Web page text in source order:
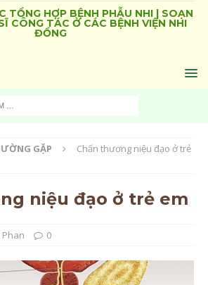
TỔNG HỢP BỆNH PHẪU NHI | SOẠN
CÔNG TÁC Ở CÁC BỆNH VIỆN NHI
ĐỒNG
GẶP
Chấn thương niệu đạo ở trẻ
niệu đạo ở trẻ em
Phan 0